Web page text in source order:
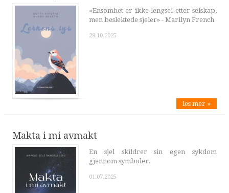
«Ensomhet er ikke lengsel etter selskap,
men beslektede sjeler» - Marilyn French
28.10.2025
les mer »
Makta i mi avmakt
En sjel skildrer sin egen sykdom
gjennom symboler.
01.07.2025